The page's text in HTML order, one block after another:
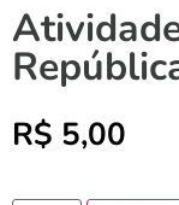
R$ 5,00